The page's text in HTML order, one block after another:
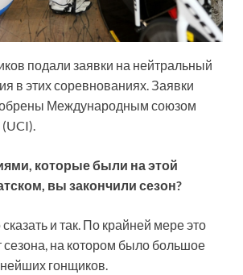
подали заявки на нейтральный
в этих соревнованиях. Заявки
Международным союзом
которые были на этой
вы закончили сезон?
и так. По крайней мере это
сезона, на котором было большое
гонщиков.